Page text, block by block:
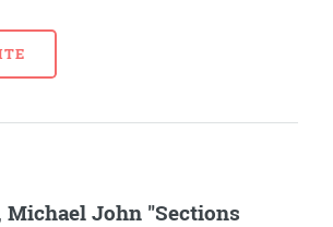
Michael John "Sections